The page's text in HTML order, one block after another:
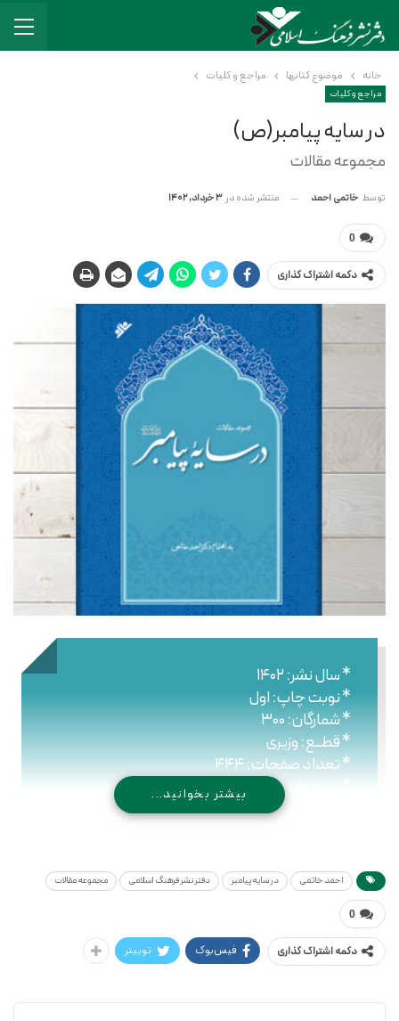
خانه موضوع کتابها مراجع و کلیات
مراجع و کلیات
در سایه پیامبر(ص)
مجموعه مقالات
توسط خاتمی احمد منتشر شده در 3 خرداد, 1402
0
دکمه اشتراک گذاری
* سال نشر: ۱۴۰۲
* نوبت چاپ: اول
* شمارگان: ۳۰۰
* قطــع: وزیری
* تعداد صفحات: ۴۴۴
* نـوع جلـد: شومیز
در سایه پیامبر
بیشتر بخوانید...
احمد خاتمی در سایه پیامبر دفتر نشر فرهنگ اسلامی مجموعه مقالات
0
دکمه اشتراک گذاری فیس‌بوک توییتر